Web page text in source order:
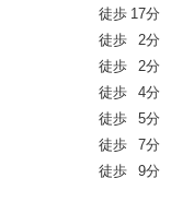
徒歩 17分
徒歩
2分
徒歩
2分
徒歩
4分
徒歩
5分
徒歩
7分
徒歩 9分